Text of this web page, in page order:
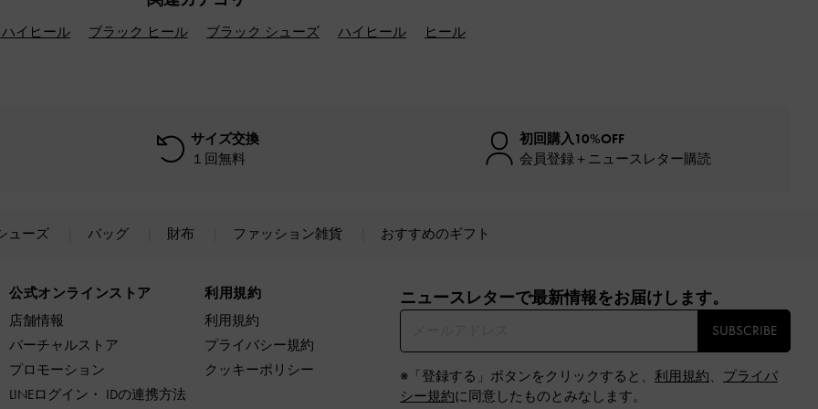
イヒール ブラック ヒール ブラック シューズ ハイヒール ヒール
サイズ交換
１回無料
初回購入10%OFF
会員登録＋ニュースレター購読
ューズ バッグ 財布 ファッション雑貨 おすすめのギフト
公式オンラインストア
店舗情報
バーチャルストア
プロモーション
LINEログイン・ IDの連携方法
利用規約
利用規約
プライバシー規約
クッキーポリシー
ニュースレターで最新情報をお届けします。​
SUBSCRIBE
※「登録する」ボタンをクリックすると、 利用規約、 プライバ
シー規約に同意したものとみなします。